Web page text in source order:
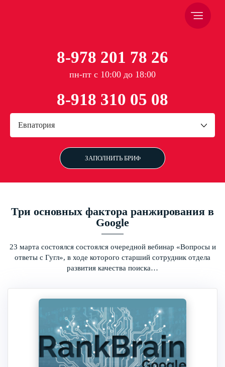
8-978 201 78 26
пн-пт с 10:00 до 18:00
8-918 310 05 08
Евпатория
ЗАПОЛНИТЬ БРИФ
Три основных фактора ранжирования в
Google
23 марта состоялся состоялся очередной вебинар «Вопросы и
ответы с Гугл», в ходе которого старший сотрудник отдела
развития качества поиска…